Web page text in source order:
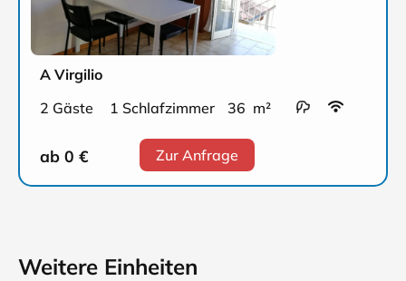
A Virgilio
2 Gäste
1 Schlafzimmer 36 m²
ab 0 € Zur Anfrage
Weitere Einheiten